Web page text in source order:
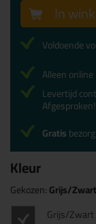
Kleur
Gekozen:Grijs/Zwart
Grijs/Zwart
In
Voldoende
Alleen
Levertijd
Afgesproken!
Gratis